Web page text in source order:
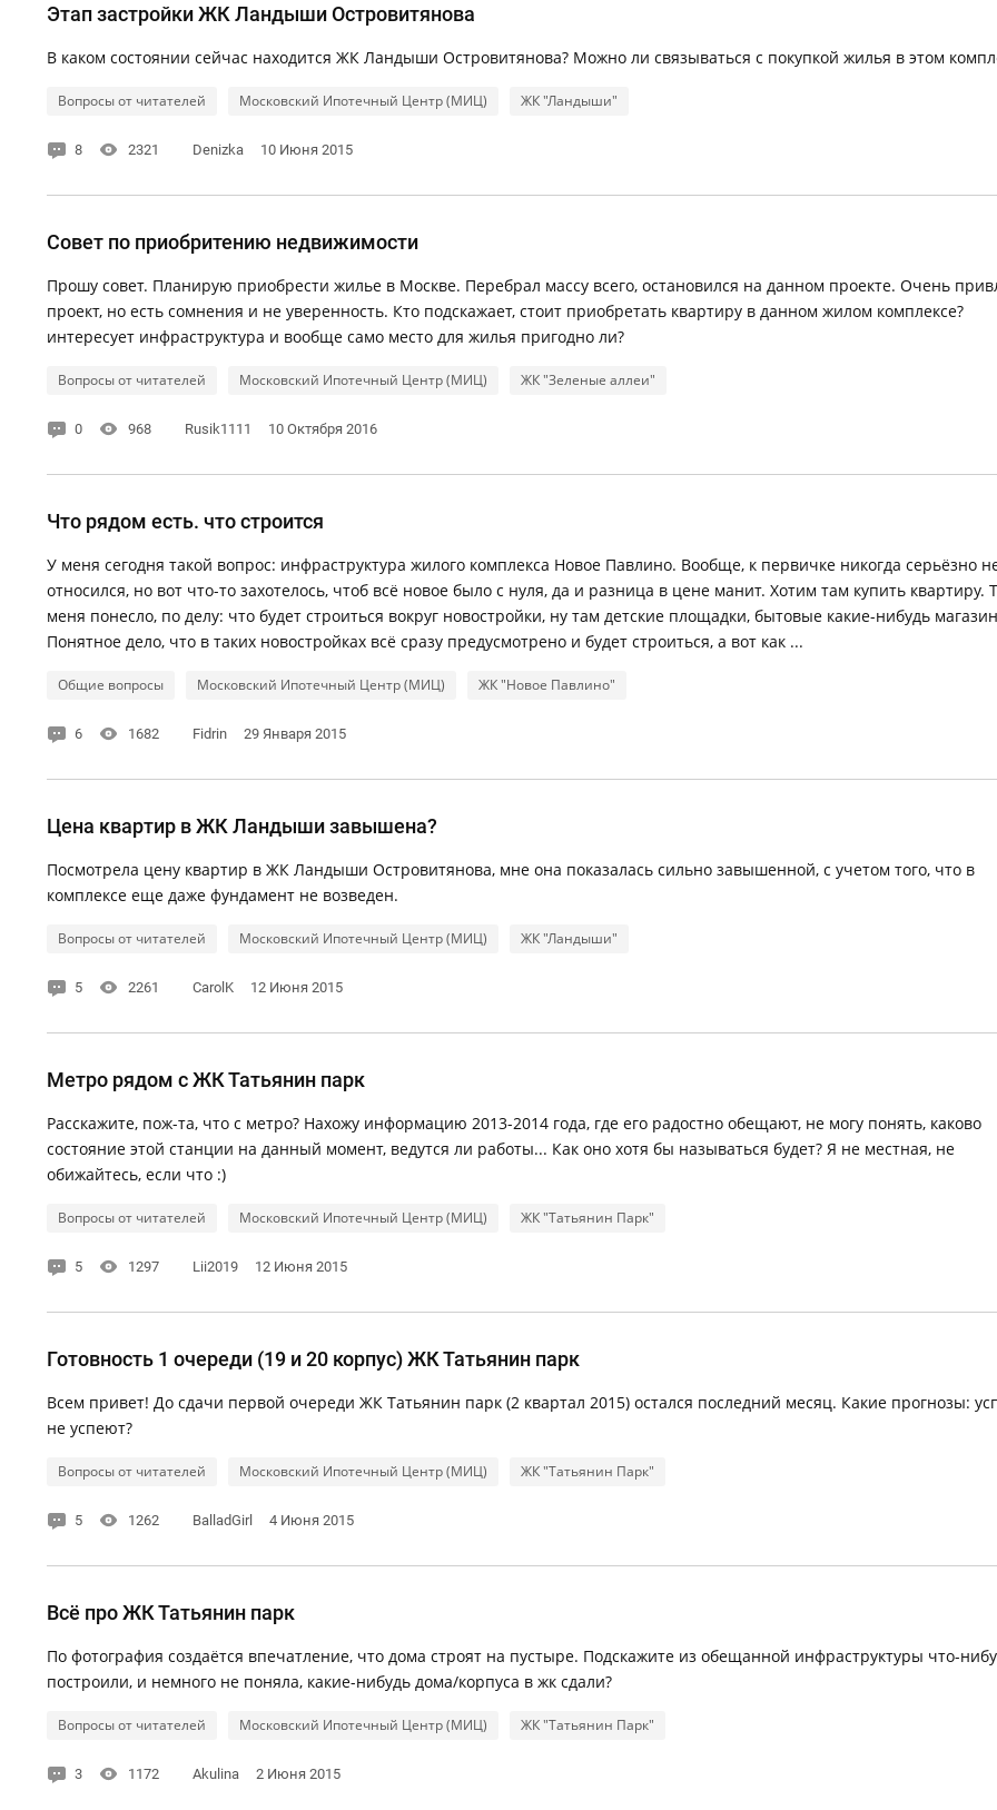
Этап застройки ЖК Ландыши Островитянова
В каком состоянии сейчас находится ЖК Ландыши Островитянова? Можно ли связываться с покупкой жилья в этом
Вопросы от читателей Московский Ипотечный Центр (МИЦ) ЖК "Ландыши"
8 2321 Denizka 10 Июня 2015
Совет по приобритению недвижимости
Прошу совет. Планирую приобрести жилье в Москве. Перебрал массу всего, остановился на данном проекте. Очень
проект, но есть сомнения и не уверенность. Кто подскажает, стоит приобретать квартиру в данном жилом комплексе?
интересует инфраструктура и вообще само место для жилья пригодно ли?
Вопросы от читателей Московский Ипотечный Центр (МИЦ) ЖК "Зеленые аллеи"
0 968 Rusik1111 10 Октября 2016
Что рядом есть. что строится
У меня сегодня такой вопрос: инфраструктура жилого комплекса Новое Павлино. Вообще, к первичке никогда серьёзно
относился, но вот что-то захотелось, чтоб всё новое было с нуля, да и разница в цене манит. Хотим там купить квартиру.
меня понесло, по делу: что будет строиться вокруг новостройки, ну там детские площадки, бытовые какие-нибудь
Понятное дело, что в таких новостройках всё сразу предусмотрено и будет строиться, а вот как ...
Общие вопросы Московский Ипотечный Центр (МИЦ) ЖК "Новое Павлино"
6 1682 Fidrin 29 Января 2015
Цена квартир в ЖК Ландыши завышена?
Посмотрела цену квартир в ЖК Ландыши Островитянова, мне она показалась сильно завышенной, с учетом того, что в
комплексе еще даже фундамент не возведен.
Вопросы от читателей Московский Ипотечный Центр (МИЦ) ЖК "Ландыши"
5 2261 CarolK 12 Июня 2015
Метро рядом с ЖК Татьянин парк
Расскажите, пож-та, что с метро? Нахожу информацию 2013-2014 года, где его радостно обещают, не могу понять, каково
состояние этой станции на данный момент, ведутся ли работы... Как оно хотя бы называться будет? Я не местная, не
обижайтесь, если что :)
Вопросы от читателей Московский Ипотечный Центр (МИЦ) ЖК "Татьянин Парк"
5 1297 Lii2019 12 Июня 2015
Готовность 1 очереди (19 и 20 корпус) ЖК Татьянин парк
Всем привет! До сдачи первой очереди ЖК Татьянин парк (2 квартал 2015) остался последний месяц. Какие прогнозы:
не успеют?
Вопросы от читателей Московский Ипотечный Центр (МИЦ) ЖК "Татьянин Парк"
5 1262 BalladGirl 4 Июня 2015
Всё про ЖК Татьянин парк
По фотография создаётся впечатление, что дома строят на пустыре. Подскажите из обещанной инфраструктуры что-
построили, и немного не поняла, какие-нибудь дома/корпуса в жк сдали?
Вопросы от читателей Московский Ипотечный Центр (МИЦ) ЖК "Татьянин Парк"
3 1172 Akulina 2 Июня 2015